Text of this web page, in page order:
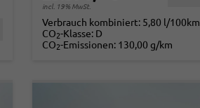
incl. 19% MwSt.
Verbrauch kombiniert: 5,80 l/100km
CO2-Klasse: D
CO2-Emissionen: 130,00 g/km